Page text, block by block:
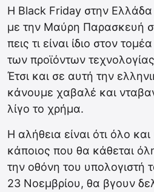
Η Black Friday στην Ελλάδα
με την Μαύρη Παρασκευή
πεις τι είναι ίδιο στον
των προϊόντων
Έτσι και σε αυτή την
κάνουμε χαβαλέ και
λίγο το χρήμα.
Η αλήθεια είναι ότι όλο
κάποιος που θα κάθεται
την οθόνη του υπολογιστή
23 Νοεμβρίου, θα βγουν